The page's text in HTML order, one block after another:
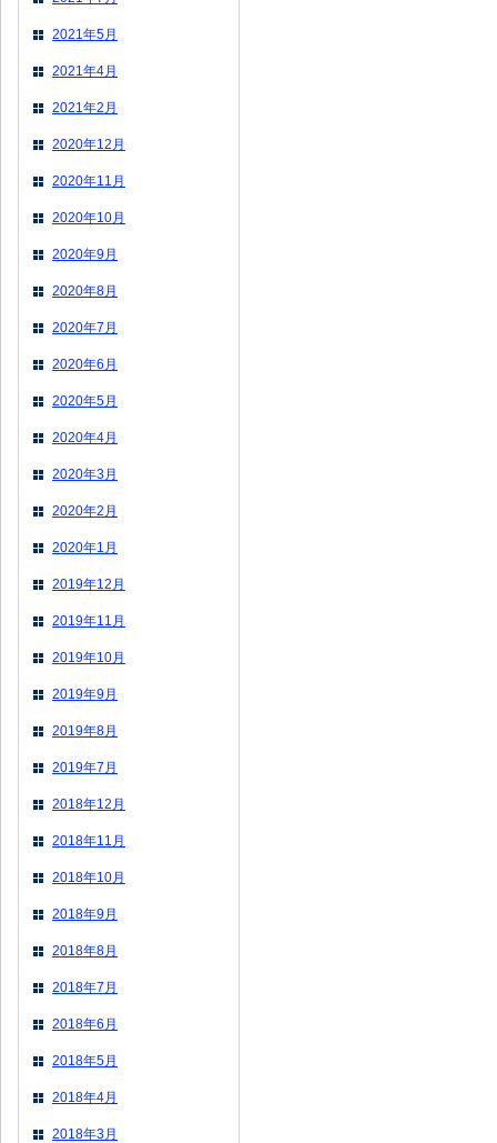
2021年5月
2021年4月
2021年2月
2020年12月
2020年11月
2020年10月
2020年9月
2020年8月
2020年7月
2020年6月
2020年5月
2020年4月
2020年3月
2020年2月
2020年1月
2019年12月
2019年11月
2019年10月
2019年9月
2019年8月
2019年7月
2018年12月
2018年11月
2018年10月
2018年9月
2018年8月
2018年7月
2018年6月
2018年5月
2018年4月
2018年3月